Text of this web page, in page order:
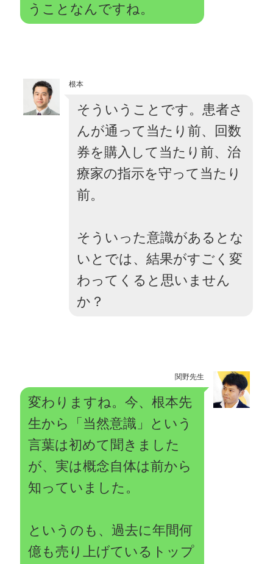
うことなんですね。
根本
そういうことです。患者さ
んが通って当たり前、回数
券を購入して当たり前、治
療家の指示を守って当たり
前。
そういった意識があるとな
いとでは、結果がすごく変
わってくると思いません
か？
関野先生
変わりますね。今、根本先
生から「当然意識」という
言葉は初めて聞きました
が、実は概念自体は前から
知っていました。
というのも、過去に年間何
億も売り上げているトップ